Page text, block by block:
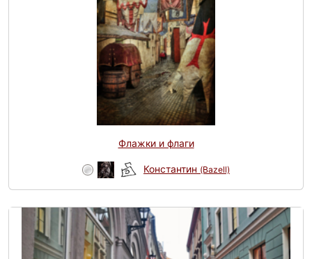
Флажки и флаги
Конcтантин (Bazell)